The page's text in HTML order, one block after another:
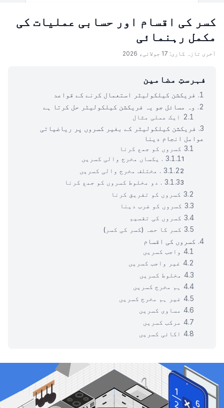
کسر کی اقسام اور حسابی عملیات کی
مکمل رہنمائی
آخری تازہ کاری: 17 جولائی، 2026
فہرستِ مضامین
فریکشن کیلکولیٹر استعمال کرنے کے قواعد
وہ مسائل جو یہ فریکشن کیلکولیٹر حل کرتا ہے
ایک عملی مثال
فریکشن کیلکولیٹر کے بغیر کسروں پر ریاضیاتی
عوامل انجام دینا
کسروں کو جمع کرنا
1. یکساں مخرج والی کسریں
2. مختلف مخرج والی کسریں
3. دو مخلوط کسروں کو جمع کرنا
کسروں کو تفریق کرنا
کسروں کو ضرب دینا
کسروں کی تقسیم
کسر کا حصہ (کسر کی کسر)
کسروں کی اقسام
واجب کسریں
غیر واجب کسریں
مخلوط کسریں
ہم مخرج کسریں
غیر ہم مخرج کسریں
مساوی کسریں
مرکب کسریں
اکائی کسریں